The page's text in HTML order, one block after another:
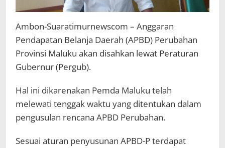
Ambon-Suaratimurnewscom – Anggaran
Pendapatan Belanja Daerah (APBD) Perubahan
Provinsi Maluku akan disahkan lewat Peraturan
Gubernur (Pergub).
Hal ini dikarenakan Pemda Maluku telah
melewati tenggak waktu yang ditentukan dalam
pengusulan rencana APBD Perubahan.
Sesuai aturan penyusunan APBD-P terdapat